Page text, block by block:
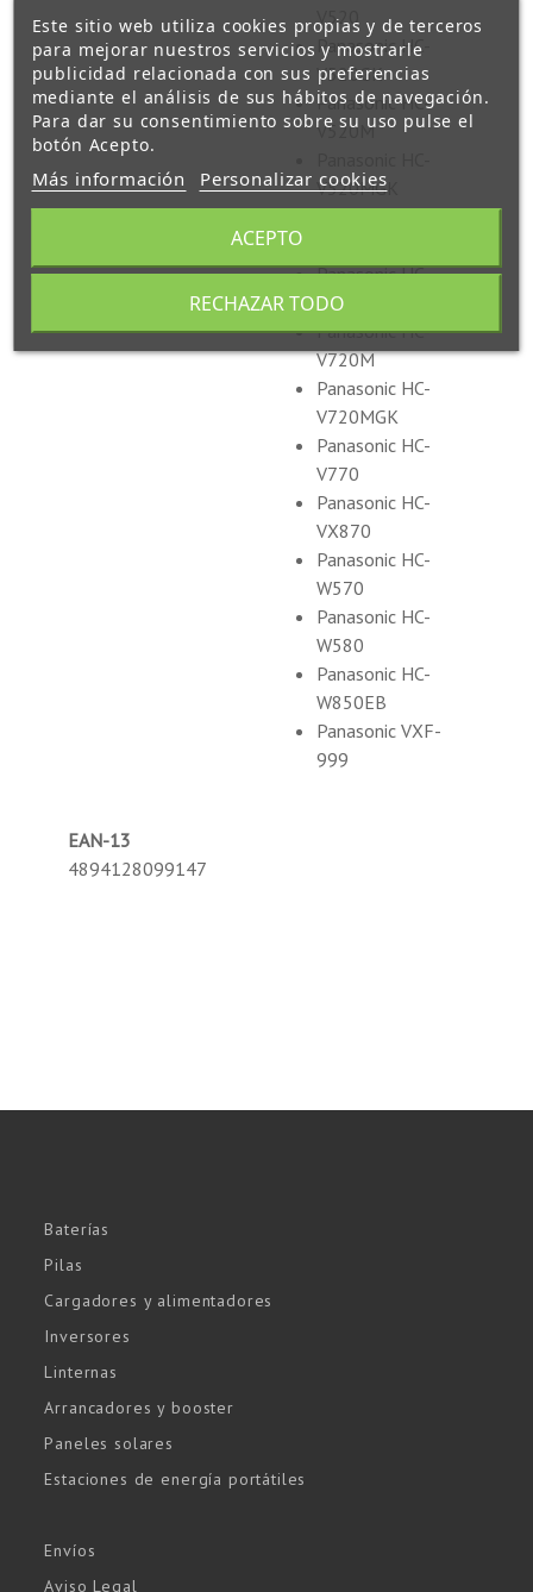
V520
Panasonic HC-
V520GK
Panasonic HC-
V520M
V520MGK
Panasonic HC-
V720GK
Panasonic HC-
V720M
Panasonic HC-
V720MGK
Panasonic HC-
V770
Panasonic HC-
VX870
Panasonic HC-
W570
Panasonic HC-
W580
Panasonic HC-
W850EB
Panasonic VXF-
999
EAN-13
4894128099147
Baterías
Pilas
Cargadores y alimentadores
Inversores
Linternas
Arrancadores y booster
Paneles solares
Estaciones de energía portátiles
Envíos
Aviso Legal
Este sitio web utiliza cookies propias y de terceros
para mejorar nuestros servicios y mostrarle
publicidad relacionada con sus preferencias
mediante el análisis de sus hábitos de navegación.
Para dar su consentimiento sobre su uso pulse el
botón Acepto.
Más información Personalizar cookies
RECHAZAR TODO
ACEPTO